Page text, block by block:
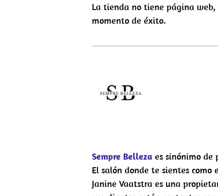
La tienda no tiene página web,
momento de éxito.
Sempre Belleza es sinónimo
El salón donde te sientes
Janine Vaatstra es una